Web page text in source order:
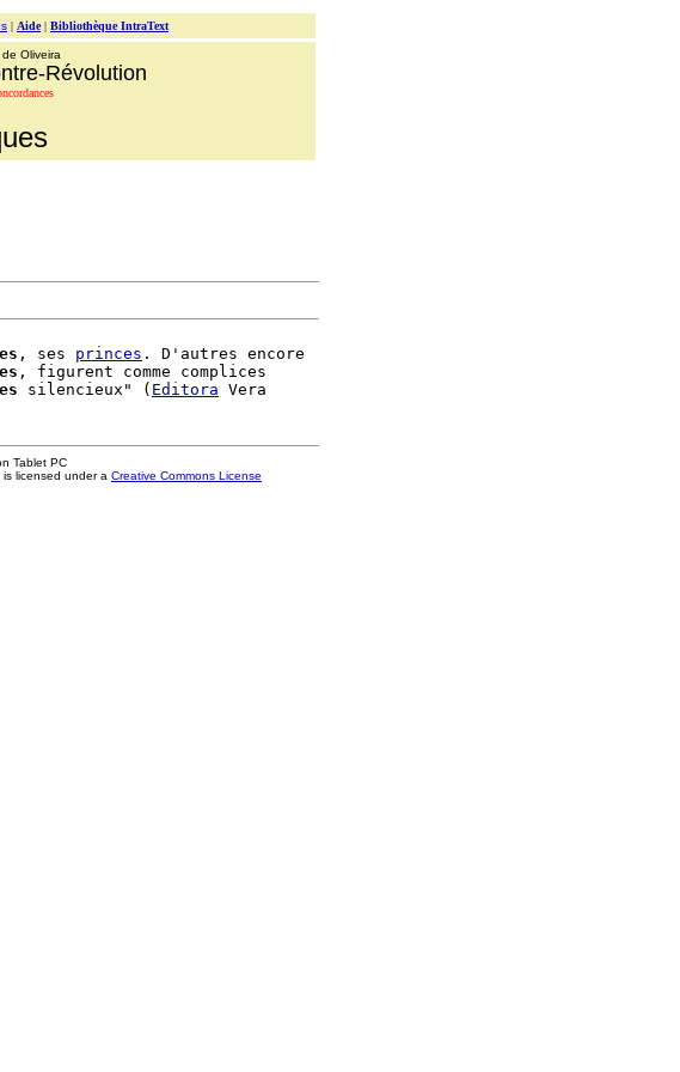
| Aide| Bibliothèque IntraText
Oliveira
Révolution
, ses princes . D'autres encore
, figurent comme complices
silencieux" ( Editora
Tablet PC
licensed under a Creative Commons License